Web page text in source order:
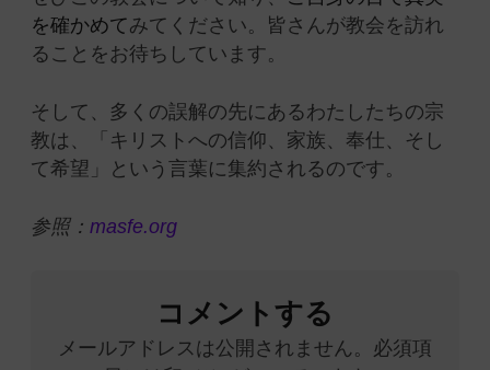
を確かめてみてください。皆さんが教会を訪れ
ることをお待ちしています。
そして、多くの誤解の先にあるわたしたちの宗
教は、「キリストへの信仰、家族、奉仕、そし
て希望」という言葉に集約されるのです。
参照： masfe.org
コメントする
メールアドレスは公開されません。必須項